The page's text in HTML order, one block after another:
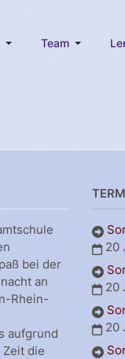
Team
bei der
an
Rhein-
aufgrund
die
20
20
20